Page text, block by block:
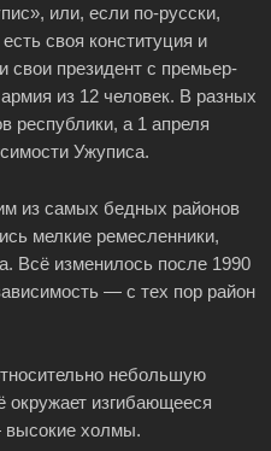
или, если по-русски,
своя конституция и
свои президент с премьер-
из 12 человек. В разных
республики, а 1 апреля
Ужуписа.
из самых бедных районов
мелкие ремесленники,
Всё изменилось после 1990
— с тех пор район
небольшую
изгибающееся
высокие холмы.